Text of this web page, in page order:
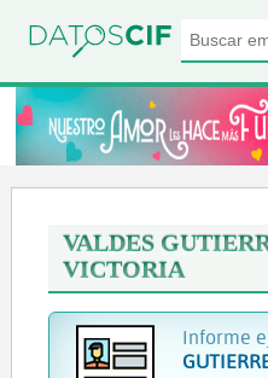
VALDES
VICTORIA
Informe